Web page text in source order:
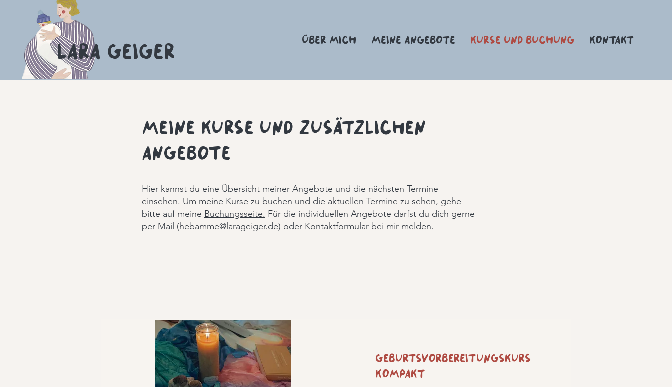
Lara Geiger ÜBER MICH MEINE ANGEBOTE KURSE UND BUCHUNG KONTAKT
Meine Kurse und zusätzlichen
Angebote
Hier kannst du eine Übersicht meiner Angebote und die nächsten Termine
einsehen. Um meine Kurse zu buchen und die aktuellen Termine zu sehen, gehe
bitte auf meine Buchungsseite. Für die individuellen Angebote darfst du dich gerne
per Mail (hebamme@larageiger.de) oder Kontaktformular bei mir melden.
Geburtsvorbereitungskurs
kompakt